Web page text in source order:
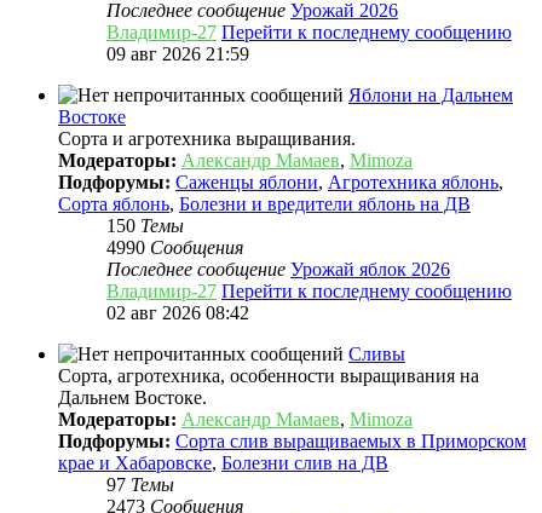
Последнее сообщение Урожай 2026
Владимир-27 Перейти к последнему сообщению
09 авг 2026 21:59
Яблони на Дальнем
Востоке
Сорта и агротехника выращивания.
Модераторы: Александр Мамаев, Mimoza
Подфорумы: Саженцы яблони, Агротехника яблонь,
Сорта яблонь, Болезни и вредители яблонь на ДВ
150 Темы
4990 Сообщения
Последнее сообщение Урожай яблок 2026
Владимир-27 Перейти к последнему сообщению
02 авг 2026 08:42
Сливы
Сорта, агротехника, особенности выращивания на
Дальнем Востоке.
Модераторы: Александр Мамаев, Mimoza
Подфорумы: Сорта слив выращиваемых в Приморском
крае и Хабаровске, Болезни слив на ДВ
97 Темы
2473 Сообщения